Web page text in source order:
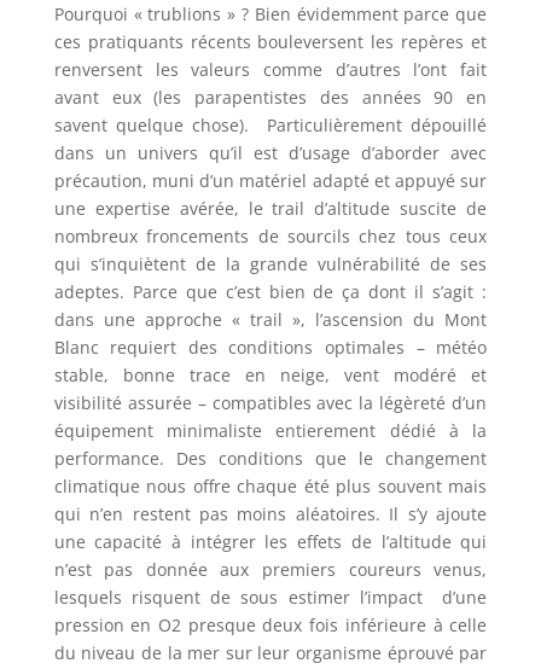
Pourquoi « trublions » ? Bien évidemment parce que
ces pratiquants récents bouleversent les repères et
renversent les valeurs comme d’autres l’ont fait
avant eux (les parapentistes des années 90 en
savent quelque chose). Particulièrement dépouillé
dans un univers qu’il est d’usage d’aborder avec
précaution, muni d’un matériel adapté et appuyé sur
une expertise avérée, le trail d’altitude suscite de
nombreux froncements de sourcils chez tous ceux
qui s’inquiètent de la grande vulnérabilité de ses
adeptes. Parce que c’est bien de ça dont il s’agit :
dans une approche « trail », l’ascension du Mont
Blanc requiert des conditions optimales – météo
stable, bonne trace en neige, vent modéré et
visibilité assurée – compatibles avec la légèreté d’un
équipement minimaliste entierement dédié à la
performance. Des conditions que le changement
climatique nous offre chaque été plus souvent mais
qui n’en restent pas moins aléatoires. Il s’y ajoute
une capacité à intégrer les effets de l’altitude qui
n’est pas donnée aux premiers coureurs venus,
lesquels risquent de sous estimer l’impact d’une
pression en O2 presque deux fois inférieure à celle
du niveau de la mer sur leur organisme éprouvé par